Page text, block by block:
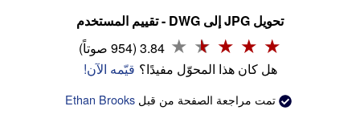
تحويل JPG إلى DWG - تقييم المستخدم
3.84 (954 صوتاً)
هل كان هذا المحوّل مفيدًا؟ قيّمه الآن!
تمت مراجعة الصفحة من قبل Ethan Brooks